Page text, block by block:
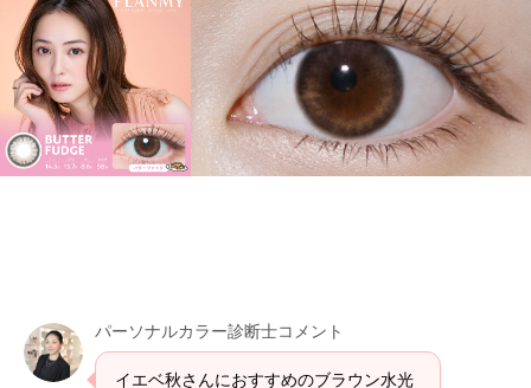
パーソナルカラー診断士コメント
イエベ秋さんにおすすめのブラウン水光